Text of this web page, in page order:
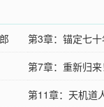
第3章：锚定七十
第7章：重新归来
第11章：天机道